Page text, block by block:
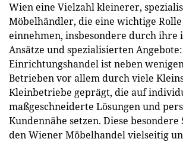
Wien eine Vielzahl kleinerer,
Möbelhändler, die eine wichtige
einnehmen, insbesondere durch
Ansätze und spezialisierten
Einrichtungshandel ist neben
Betrieben vor allem durch viele
Kleinbetriebe geprägt, die auf
maßgeschneiderte Lösungen und
Kundennähe setzen. Diese
den Wiener Möbelhandel vielseitig